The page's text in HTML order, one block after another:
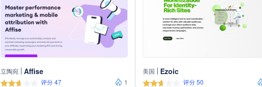
立陶宛 Affise
评分 47
1
美国 Ezoic
评分 50